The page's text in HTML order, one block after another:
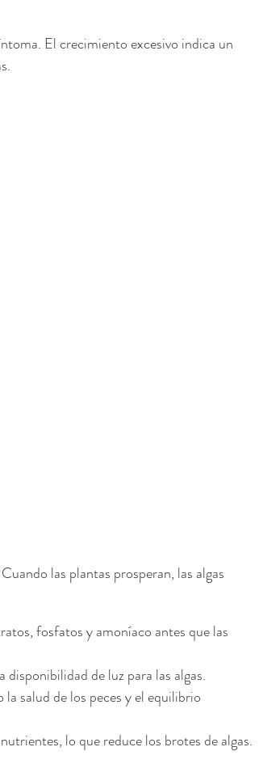
El crecimiento excesivo indica un
las plantas prosperan, las algas
fosfatos y amoníaco antes que las
disponibilidad de luz para las algas.
salud de los peces y el equilibrio
lo que reduce los brotes de algas.